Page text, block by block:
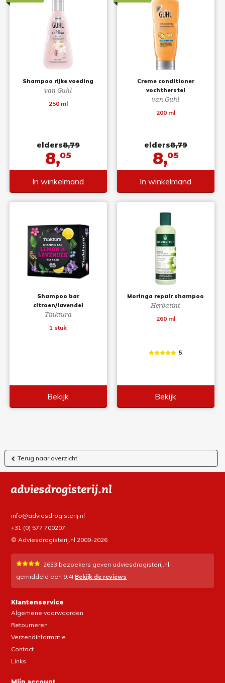
Shampoo rijke voeding
van Guhl
250 ml
elders8,79
8,05
In winkelmand
Creme conditioner
vochtherstel
van Guhl
200 ml
elders8,79
8,05
In winkelmand
Shampoo bar
citroen/lavendel
Tinktura
1 stuk
Bekijk
Moringa repair shampoo
Herbatint
260 ml
5
Bekijk
Terug naar overzicht
info@adviesdrogisterij.nl
+31 (0) 577 700207
© Adviesdrogisterij.nl 2009-2026
2633 bezoekers geven adviesdrogisterij.nl
gemiddeld een 9.4! Bekijk de reviews
Klantenservice
Algemene voorwaarden
Retourneren
Verzendinformatie
Contact
Links